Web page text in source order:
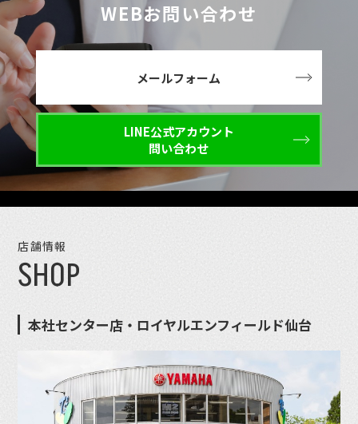
WEBお問い合わせ
メールフォーム
LINE公式アカウント
問い合わせ
店舗情報
SHOP
本社センター店・ロイヤルエンフィールド仙台